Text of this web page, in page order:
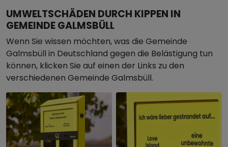
UMWELTSCHÄDEN DURCH KIPPEN IN
GEMEINDE GALMSBÜLL
Wenn Sie wissen möchten, was die Gemeinde
Galmsbüll in Deutschland gegen die Belästigung tun
können, klicken Sie auf einen der Links zu den
verschiedenen Gemeinde Galmsbüll.